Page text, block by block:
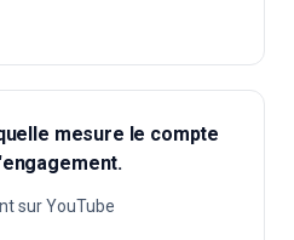
mesure le compte
sur YouTube